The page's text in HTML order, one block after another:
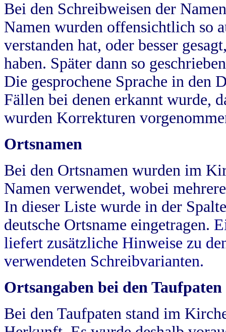
Bei den Schreibweisen der
Namen wurden offensichtlich so
verstanden hat, oder besser
haben. Später dann so
Die gesprochene Sprache in
Fällen bei denen erkannt wurde,
wurden Korrekturen
Ortsnamen
Bei den Ortsnamen wurden im
Namen verwendet, wobei
In dieser Liste wurde in der
deutsche Ortsname eingetragen.
liefert zusätzliche Hinweise zu
verwendeten Schreibvarianten.
Ortsangaben bei den Taufpaten
Bei den Taufpaten stand im